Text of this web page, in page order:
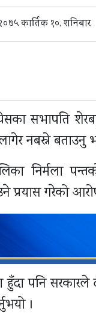
कार्तिक १०, शनिबार
सभापति
नबस्ने बताउनु
निर्मला
प्रयास गरेको
पनि सरकारले
।